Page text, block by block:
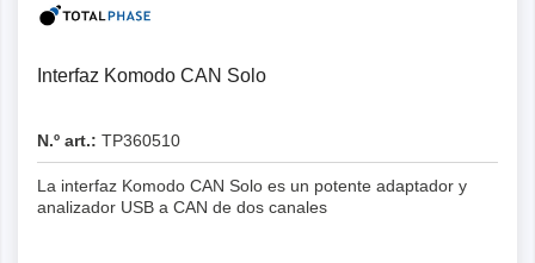
Interfaz Komodo CAN Solo
N.º art.: TP360510
La interfaz Komodo CAN Solo es un potente adaptador y
analizador USB a CAN de dos canales